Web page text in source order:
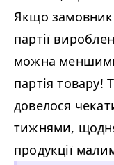
Якщо замовник
партії
можна
партія
довелося
тижнями,
продукції